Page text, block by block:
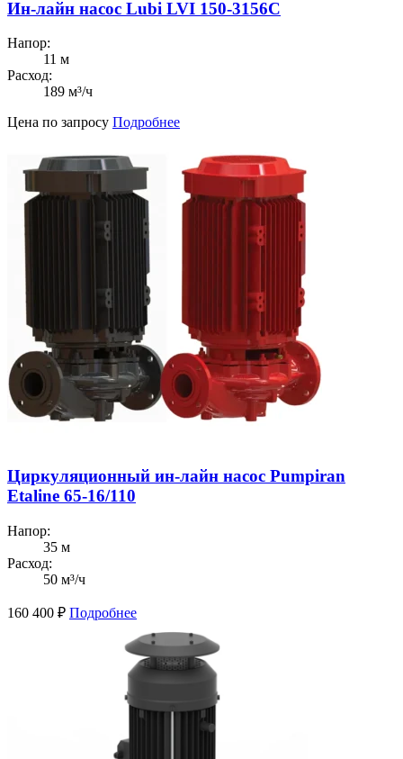
Ин-лайн насос Lubi LVI 150-3156C
Напор:
11 м
Расход:
189 м³/ч
Цена по запросу Подробнее
Циркуляционный ин-лайн насос Pumpiran
Etaline 65-16/110
Напор:
35 м
Расход:
50 м³/ч
160 400 ₽ Подробнее